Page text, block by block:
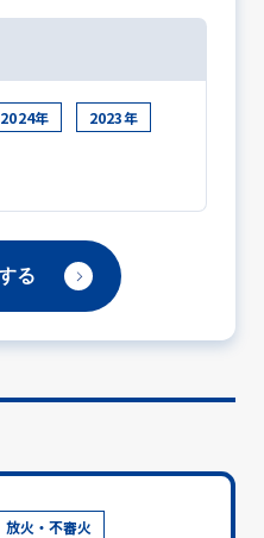
2024年 2023年
放火・不審火